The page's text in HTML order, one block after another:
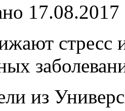
17.08.2017
стресс
из